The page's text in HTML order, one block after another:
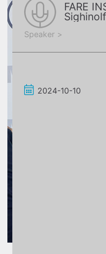
FARE
Speaker >
2024-10-10